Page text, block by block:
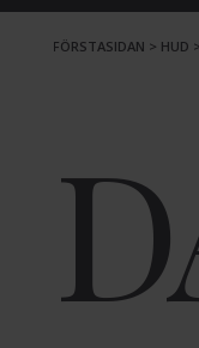
FÖRSTASIDAN > HUD >